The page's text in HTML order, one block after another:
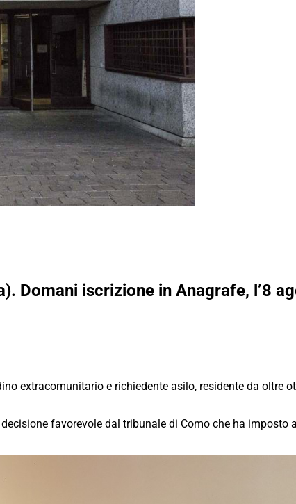
Domani iscrizione in Anagrafe, l’8
extracomunitario e richiedente asilo, residente da oltre
favorevole dal tribunale di Como che ha imposto